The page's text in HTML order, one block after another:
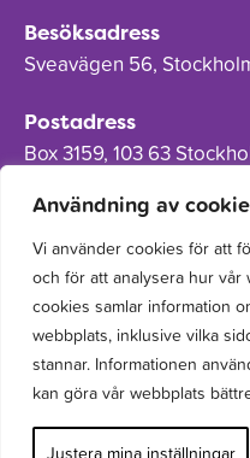
Användning av
Vi använder cookies för att
och för att analysera hur vår
cookies samlar information
webbplats, inklusive vilka
stannar. Informationen
kan göra vår webbplats
Justera mina inställningar
Besöksadress
Sveavägen 56,
Postadress
Box 3159, 103 63
Om